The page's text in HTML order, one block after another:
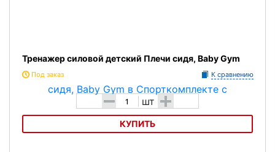
Тренажер силовой детский Плечи сидя, Baby Gym
Под заказ К сравнению
- шт +
КУПИТЬ